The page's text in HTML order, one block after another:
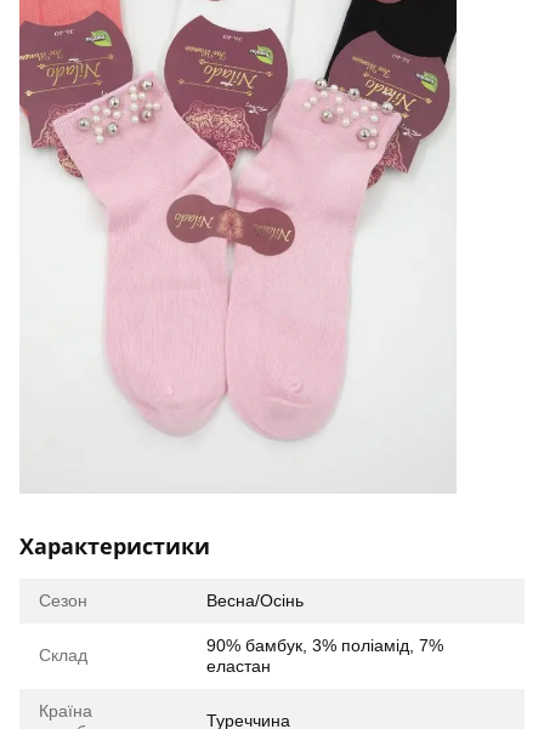
Характеристики
Сезон Весна/Осінь
Склад
90% бамбук, 3% поліамід, 7%
еластан
Країна
Туреччина